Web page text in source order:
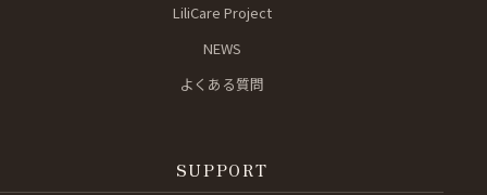
LiliCare Project
NEWS
よくある質問
SUPPORT